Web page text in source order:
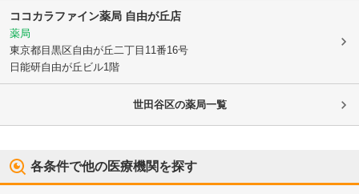
ココカラファイン薬局 自由が丘店
薬局
東京都目黒区自由が丘二丁目11番16号
日能研自由が丘ビル1階
世田谷区の薬局一覧
各条件で他の医療機関を探す